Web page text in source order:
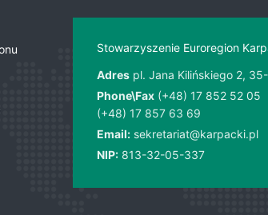
Stowarzyszenie Euroregion
Adres pl. Jana Kilińskiego 2,
Phone\Fax (+48) 17 852 52 05
(+48) 17 857 63 69
Email: sekretariat@karpacki.pl
NIP: 813-32-05-337